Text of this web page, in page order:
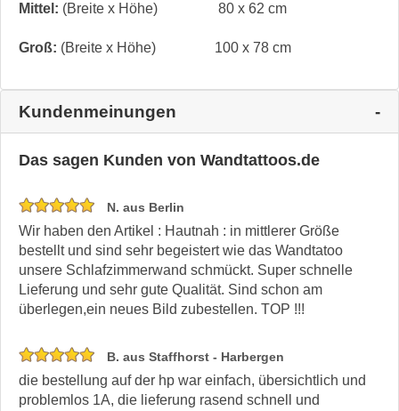
Mittel: (Breite x Höhe) 80 x 62 cm
Groß: (Breite x Höhe) 100 x 78 cm
Kundenmeinungen
Das sagen Kunden von Wandtattoos.de
N. aus Berlin
Wir haben den Artikel : Hautnah : in mittlerer Größe
bestellt und sind sehr begeistert wie das Wandtatoo
unsere Schlafzimmerwand schmückt. Super schnelle
Lieferung und sehr gute Qualität. Sind schon am
überlegen,ein neues Bild zubestellen. TOP !!!
B. aus Staffhorst - Harbergen
die bestellung auf der hp war einfach, übersichtlich und
problemlos 1A, die lieferung rasend schnell und